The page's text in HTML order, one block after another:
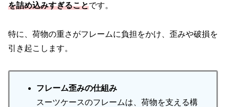
を詰め込みすぎることです。
特に、荷物の重さがフレームに負担をかけ、歪みや破損を
引き起こします。
フレーム歪みの仕組み
スーツケースのフレームは、荷物を支える構